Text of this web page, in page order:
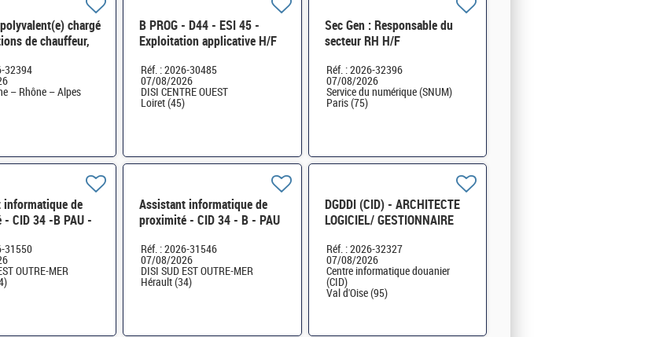
chargé
de chauffeur,
(H/F)
32394
– Rhône – Alpes
B PROG - D44 - ESI 45 -
Exploitation applicative H/F
Réf. : 2026-30485
07/08/2026
DISI CENTRE OUEST
Loiret (45)
Sec Gen : Responsable du
secteur RH H/F
Réf. : 2026-32396
07/08/2026
Service du numérique (SNUM)
Paris (75)
informatique de
CID 34 -B PAU -
31550
OUTRE-MER
Assistant informatique de
proximité - CID 34 - B - PAU
Réf. : 2026-31546
07/08/2026
DISI SUD EST OUTRE-MER
Hérault (34)
DGDDI (CID) - ARCHITECTE
LOGICIEL/ GESTIONNAIRE
Réf. : 2026-32327
07/08/2026
Centre informatique douanier
(CID)
Val d'Oise (95)